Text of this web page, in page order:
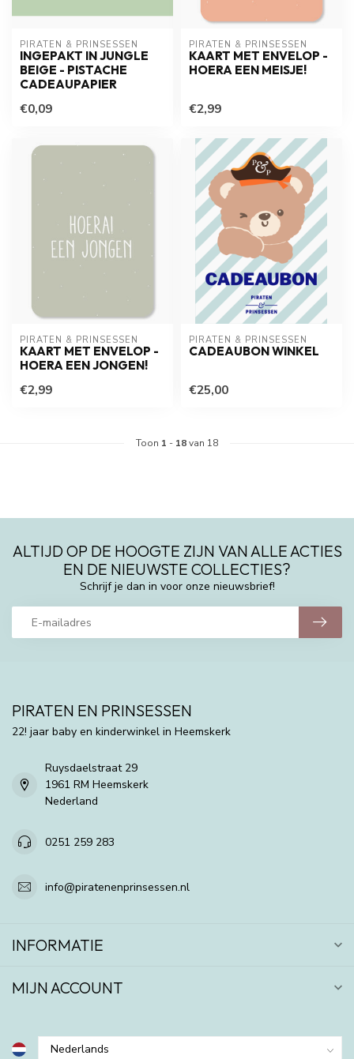
PIRATEN & PRINSESSEN
INGEPAKT IN JUNGLE
BEIGE - PISTACHE
CADEAUPAPIER
€0,09
PIRATEN & PRINSESSEN
KAART MET ENVELOP -
HOERA EEN MEISJE!
€2,99
PIRATEN & PRINSESSEN
KAART MET ENVELOP -
HOERA EEN JONGEN!
€2,99
PIRATEN & PRINSESSEN
CADEAUBON WINKEL
€25,00
Toon 1 - 18van 18
ALTIJD OP DE HOOGTE ZIJN VAN ALLE ACTIES
EN DE NIEUWSTE COLLECTIES?
Schrijf je dan in voor onze nieuwsbrief!
PIRATEN EN PRINSESSEN
22! jaar baby en kinderwinkel in Heemskerk
Ruysdaelstraat 29
1961 RM Heemskerk
Nederland
0251 259 283
info@piratenenprinsessen.nl
INFORMATIE
MIJN ACCOUNT